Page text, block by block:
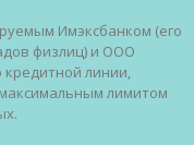
Имэксбанком (его
физлиц) и ООО
кредитной линии,
лимитом